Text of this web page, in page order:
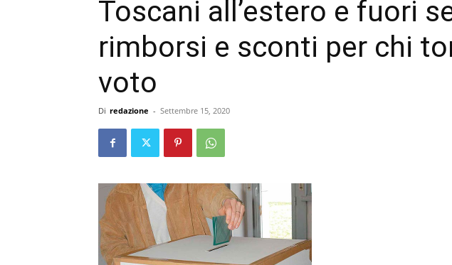
Toscani all’estero e fuori
rimborsi e sconti per chi
voto
Di redazione - Settembre 15, 2020